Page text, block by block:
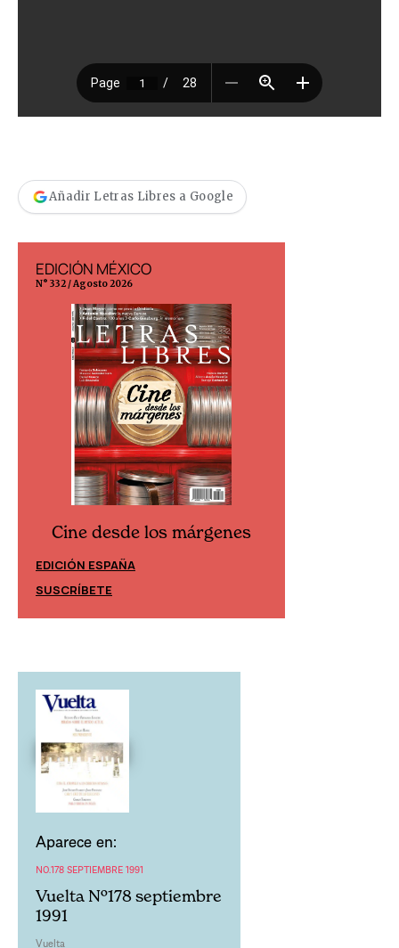
Añadir Letras Libres a Google
EDICIÓN MÉXICO
N° 332 / Agosto 2026
Cine desde los márgenes
EDICIÓN ESPAÑA
SUSCRÍBETE
Aparece en:
NO.178 SEPTIEMBRE 1991
Vuelta Nº178 septiembre
1991
Vuelta